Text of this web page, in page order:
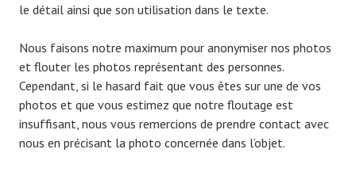
le détail ainsi que son utilisation dans le texte.
Nous faisons notre maximum pour anonymiser nos photos
et flouter les photos représentant des personnes.
Cependant, si le hasard fait que vous êtes sur une de vos
photos et que vous estimez que notre floutage est
insuffisant, nous vous remercions de prendre contact avec
nous en précisant la photo concernée dans l’objet.